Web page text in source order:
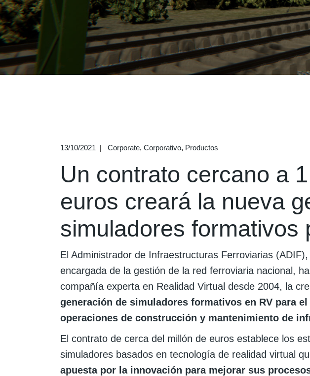
13/10/2021 Corporate Corporativo Productos
Un contrato cercano a
euros creará la nueva
simuladores formativos
El Administrador de Infraestructuras Ferroviarias
encargada de la gestión de la red ferroviaria nacional,
compañía experta en Realidad Virtual desde 2004, la
generación de simuladores formativos en RV para
operaciones de construcción y mantenimiento de
El contrato de cerca del millón de euros establece los
simuladores basados en tecnología de realidad virtual
apuesta por la innovación para mejorar sus